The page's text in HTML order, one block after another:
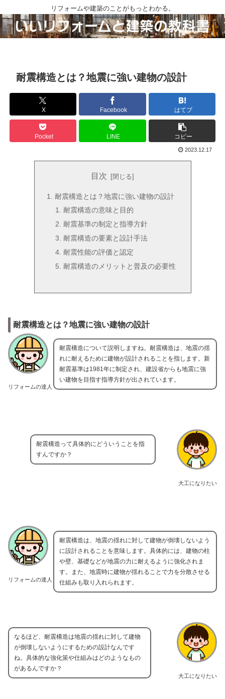
リフォームや建築のことがもっとわかる。
耐震構造とは？地震に強い建物の設計
X Facebook はてブ
Pocket LINE コピー
2023.12.17
目次
耐震構造とは？地震に強い建物の設計
耐震構造の意味と目的
耐震基準の制定と指導方針
耐震構造の要素と設計手法
耐震性能の評価と認定
耐震構造のメリットと普及の必要性
耐震構造とは？地震に強い建物の設計
リフォームの達人
耐震構造について説明しますね。耐震構造は、地震の揺
れに耐えるために建物が設計されることを指します。新
耐震基準は1981年に制定され、建設省からも地震に強
い建物を目指す指導方針が出されています。
大工になりたい
耐震構造って具体的にどういうことを指
すんですか？
リフォームの達人
耐震構造は、地震の揺れに対して建物が倒壊しないよう
に設計されることを意味します。具体的には、建物の柱
や壁、基礎などが地震の力に耐えるように強化されま
す。また、地震時に建物が揺れることで力を分散させる
仕組みも取り入れられます。
大工になりたい
なるほど、耐震構造は地震の揺れに対して建物
が倒壊しないようにするための設計なんです
ね。具体的な強化策や仕組みはどのようなもの
があるんですか？